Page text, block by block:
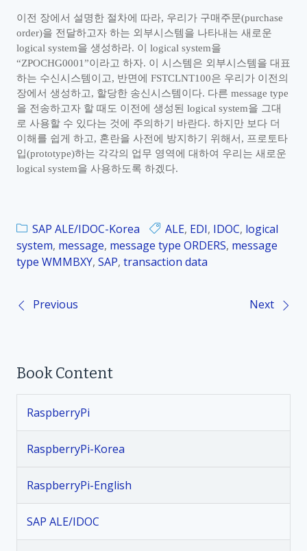
이전 장에서 설명한 절차에 따라, 우리가 구매주문(purchase
order)을 전달하고자 하는 외부시스템을 나타내는 새로운
logical system을 생성하라. 이 logical system을
“ZPOCHG0001”이라고 하자. 이 시스템은 외부시스템을 대표
하는 수신시스템이고, 반면에 FSTCLNT100은 우리가 이전의
장에서 생성하고, 할당한 송신시스템이다. 다른 message type
을 전송하고자 할 때도 이전에 생성된 logical system을 그대
로 사용할 수 있다는 것에 주의하기 바란다. 하지만 보다 더
이해를 쉽게 하고, 혼란을 사전에 방지하기 위해서 , 프로토타
입(prototype)하는 각각의 업무 영역에 대하여 우리는 새로운
logical system을 사용하도록 하겠다.
SAP ALE/IDOC-Korea ALE, EDI, IDOC, logical
system, message, message type ORDERS, message
type WMMBXY, SAP, transaction data
P
s
n
a
v
i
Previous Next
Book Content
RaspberryPi
RaspberryPi-Korea
RaspberryPi-English
SAP ALE/IDOC